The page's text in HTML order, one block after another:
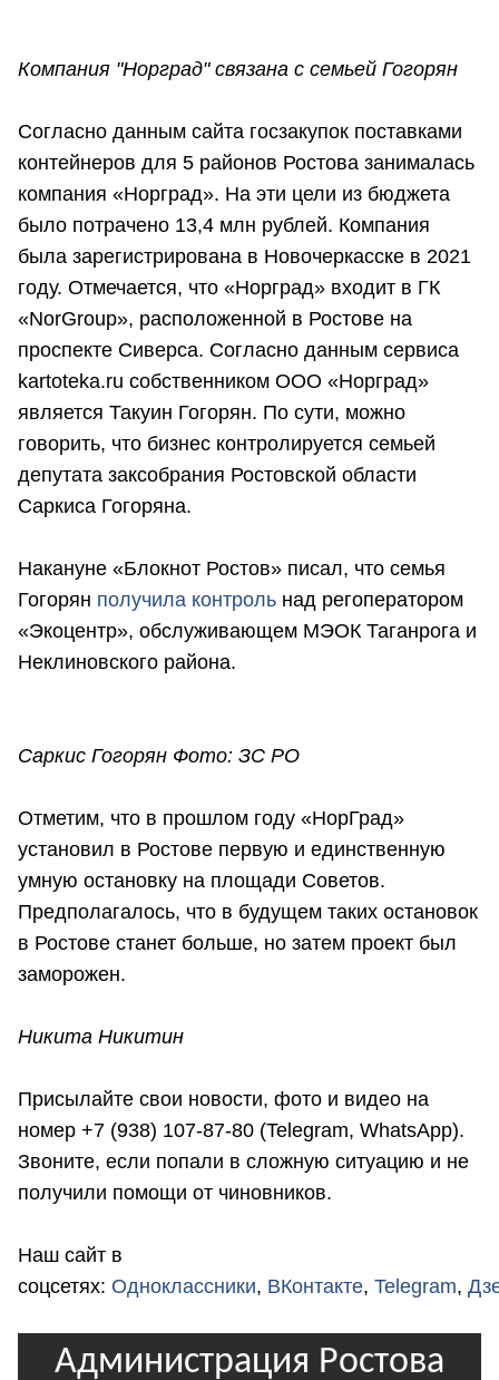
Компания "Норград" связана с семьей Гогорян
Согласно данным сайта госзакупок поставками
контейнеров для 5 районов Ростова занималась
компания «Норград». На эти цели из бюджета
было потрачено 13,4 млн рублей. Компания
была зарегистрирована в Новочеркасске в 2021
году. Отмечается, что «Норград» входит в ГК
«NorGroup», расположенной в Ростове на
проспекте Сиверса. Согласно данным сервиса
kartoteka.ru собственником ООО «Норград»
является Такуин Гогорян. По сути, можно
говорить, что бизнес контролируется семьей
депутата заксобрания Ростовской области
Саркиса Гогоряна.
Накануне «Блокнот Ростов» писал, что семья
Гогорян получила контроль над регоператором
«Экоцентр», обслуживающем МЭОК Таганрога и
Неклиновского района.
Саркис Гогорян Фото: ЗС РО
Отметим, что в прошлом году «НорГрад»
установил в Ростове первую и единственную
умную остановку на площади Советов.
Предполагалось, что в будущем таких остановок
в Ростове станет больше, но затем проект был
заморожен.
Никита Никитин
Присылайте свои новости, фото и видео на
номер +7 (938) 107-87-80 (Telegram, WhatsApp).
Звоните, если попали в сложную ситуацию и не
получили помощи от чиновников.
Наш сайт в
соцсетях: Одноклассники, ВКонтакте, Telegram,